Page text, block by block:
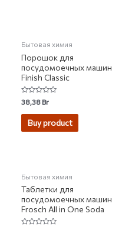
Бытовая химия
Порошок для
посудомоечных машин
Finish Classic
Rated
0
out
38,38Br
Buy product
Бытовая химия
Таблетки для
посудомоечных машин
Frosch All in One Soda